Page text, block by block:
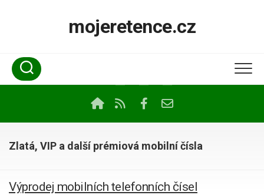
mojeretence.cz
Zlatá, VIP a další prémiová mobilní čísla
Výprodej mobilních telefonních čísel